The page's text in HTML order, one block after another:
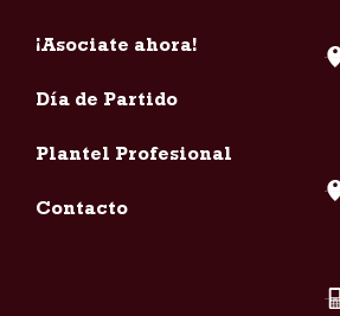
¡Asociate ahora!
Día de Partido
Plantel Profesional
Contacto